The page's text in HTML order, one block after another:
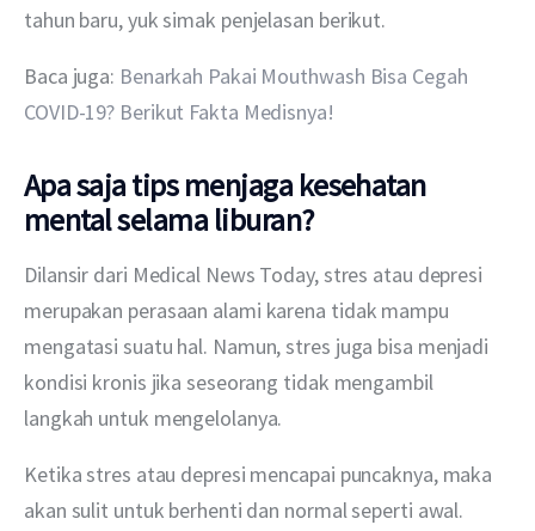
tahun baru, yuk simak penjelasan berikut.
Baca juga: Benarkah Pakai Mouthwash Bisa Cegah
COVID-19? Berikut Fakta Medisnya!
Apa saja tips menjaga kesehatan
mental selama liburan?
Dilansir dari Medical News Today, stres atau depresi
merupakan perasaan alami karena tidak mampu
mengatasi suatu hal. Namun, stres juga bisa menjadi
kondisi kronis jika seseorang tidak mengambil
langkah untuk mengelolanya.
Ketika stres atau depresi mencapai puncaknya, maka
akan sulit untuk berhenti dan normal seperti awal.